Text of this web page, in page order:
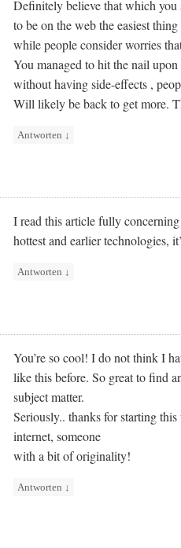
Definitely believe that which you
to be on the web the easiest
while people consider worries
You managed to hit the nail
without having side-effects ,
Will likely be back to get more.
Antworten ↓
I read this article fully
hottest and earlier technologies,
Antworten ↓
You’re so cool! I do not think I
like this before. So great to find
subject matter.
Seriously.. thanks for starting
internet, someone
with a bit of originality!
Antworten ↓